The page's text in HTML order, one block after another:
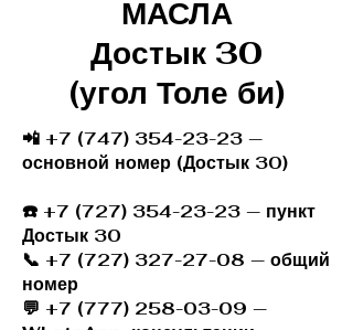
МАСЛА
Достык 30
(угол Толе би)
📲 +7 (747) 354-23-23 —
основной номер (Достык 30)
☎️ +7 (727) 354-23-23 — пункт
Достык 30
📞 +7 (727) 327-27-08 — общий
номер
💬 +7 (777) 258-03-09 —